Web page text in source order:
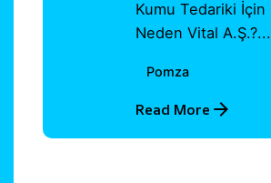
Kumu Tedariki İçin
Neden Vital A.Ş.?...
Pomza
Read More